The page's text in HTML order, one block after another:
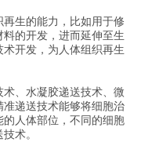
生的能力，比如用于修
的开发，进而延伸至生
开发，为人体组织再生
、水凝胶递送技术、微
递送技术能够将细胞治
人体部位，不同的细胞
术。